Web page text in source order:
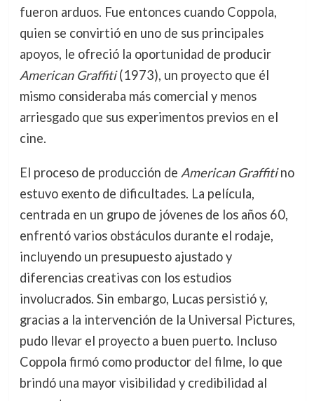
fueron arduos. Fue entonces cuando Coppola,
quien se convirtió en uno de sus principales
apoyos, le ofreció la oportunidad de producir
American Graffiti(1973), un proyecto que él
mismo consideraba más comercial y menos
arriesgado que sus experimentos previos en el
cine.
El proceso de producción de American Graffitino
estuvo exento de dificultades. La película,
centrada en un grupo de jóvenes de los años 60,
enfrentó varios obstáculos durante el rodaje,
incluyendo un presupuesto ajustado y
diferencias creativas con los estudios
involucrados. Sin embargo, Lucas persistió y,
gracias a la intervención de la Universal Pictures,
pudo llevar el proyecto a buen puerto. Incluso
Coppola firmó como productor del filme, lo que
brindó una mayor visibilidad y credibilidad al